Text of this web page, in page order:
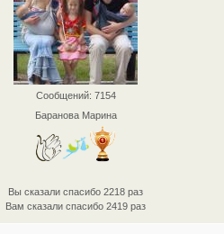
Сообщений: 7154
Баранова Марина
Вы сказали спасибо 2218 раз
Вам сказали спасибо 2419 раз